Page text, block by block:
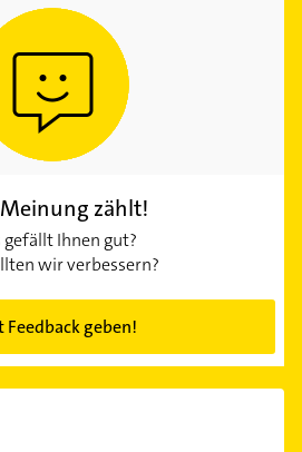
zählt!
gefällt Ihnen gut?
wir verbessern?
Feedback geben!